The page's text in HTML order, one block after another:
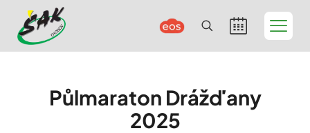
Půlmaraton Drážďany
2025